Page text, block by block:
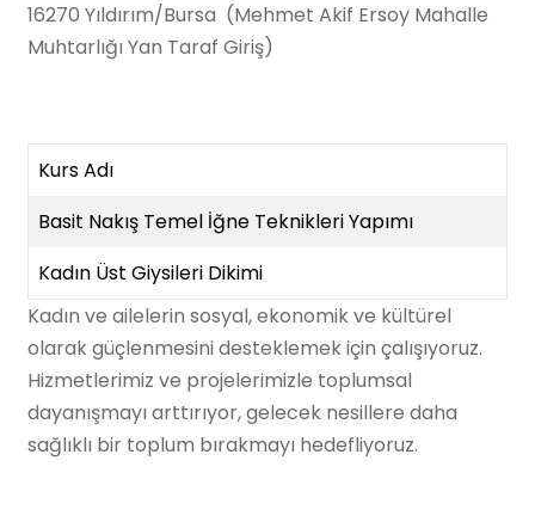
16270 Yıldırım/Bursa (Mehmet Akif Ersoy Mahalle
Muhtarlığı Yan Taraf Giriş)
Kurs Adı
Basit Nakış Temel İğne Teknikleri Yapımı
Kadın Üst Giysileri Dikimi
Kadın ve ailelerin sosyal, ekonomik ve kültürel
olarak güçlenmesini desteklemek için çalışıyoruz.
Hizmetlerimiz ve projelerimizle toplumsal
dayanışmayı arttırıyor, gelecek nesillere daha
sağlıklı bir toplum bırakmayı hedefliyoruz.